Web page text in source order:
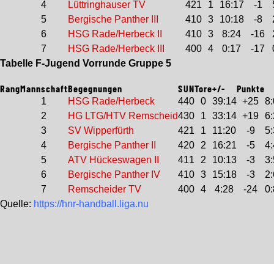
4
Lüttringhauser TV 421 1 16:17 -1
5
Bergische Panther III 410 3 10:18 -8
6
HSG Rade/Herbeck II 410 3 8:24 -16
7
HSG Rade/Herbeck III 400 4 0:17 -17
Tabelle F-Jugend Vorrunde Gruppe 5
RangMannschaftBegegnungen SUNTore+/- Punkte
1 HSG Rade/Herbeck 440 0 39:14 +25
2
HG LTG/HTV Remscheid430 1 33:14 +19
3
SV Wipperfürth 421 1 11:20 -9
4
Bergische Panther II 420 2 16:21 -5
5
ATV Hückeswagen II 411 2 10:13 -3
6
Bergische Panther IV 410 3 15:18 -3
7
Remscheider TV 400 4 4:28 -24
Quelle: https://hnr-handball.liga.nu